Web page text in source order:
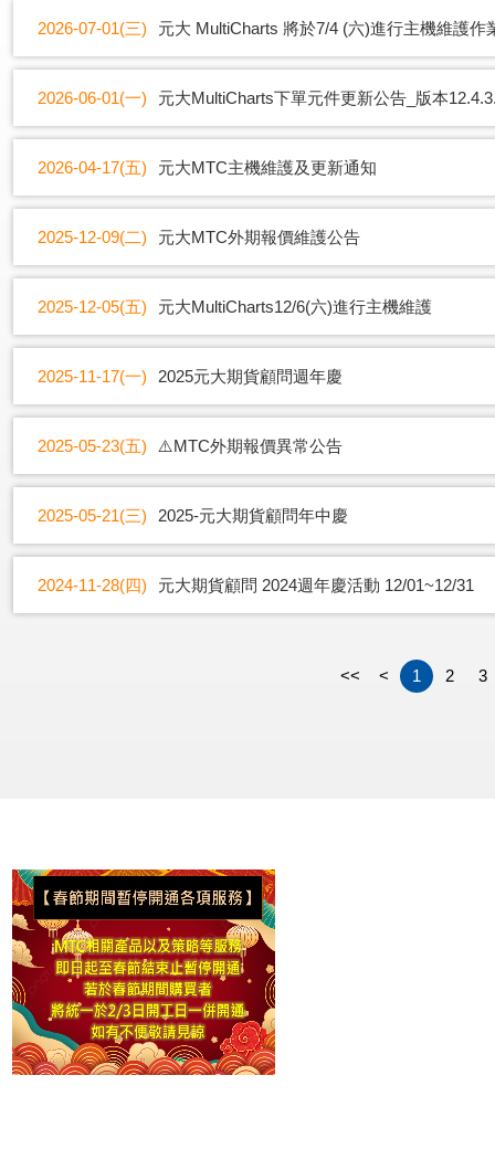
2026-07-01(三) 元大 MultiCharts 將於7/4 (六)進行主機維護作
2026-06-01(一) 元大MultiCharts下單元件更新公告_版本
2026-04-17(五) 元大MTC主機維護及更新通知
2025-12-09(二) 元大MTC外期報價維護公告
2025-12-05(五) 元大MultiCharts12/6(六)進行主機維護
2025-11-17(一) 2025元大期貨顧問週年慶
2025-05-23(五) ⚠️MTC外期報價異常公告
2025-05-21(三) 2025-元大期貨顧問年中慶
2024-11-28(四) 元大期貨顧問 2024週年慶活動 12/01~12/31
<< < 1 2 3